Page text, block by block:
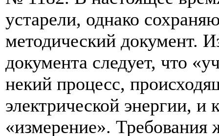
устарели, однако
методический документ.
документа следует, что
некий процесс,
электрической энергии, и
«измерение».